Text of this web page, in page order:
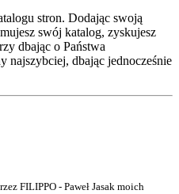
stron. Dodając swoją
swój katalog, zyskujesz
dbając o Państwa
najszybciej, dbając jednocześnie
FILIPPO - Paweł Jasak moich